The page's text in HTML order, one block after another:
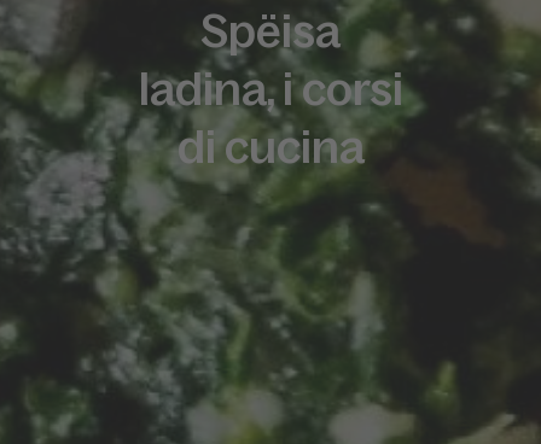
Spëisa
ladina, i corsi
di cucina